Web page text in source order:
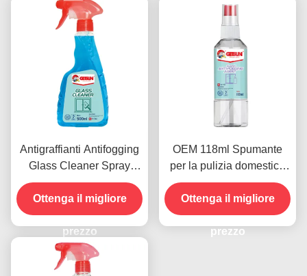
Antigraffianti Antifogging
Glass Cleaner Spray
Smudges Dust Remover
500ml
Ottenga il migliore
prezzo
OEM 118ml Spumante
per la pulizia domestica
Spray vetro vetro auto
Agente anti nebbia
Ottenga il migliore
prezzo